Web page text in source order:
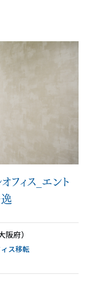
フィス_エント
府）
ス移転